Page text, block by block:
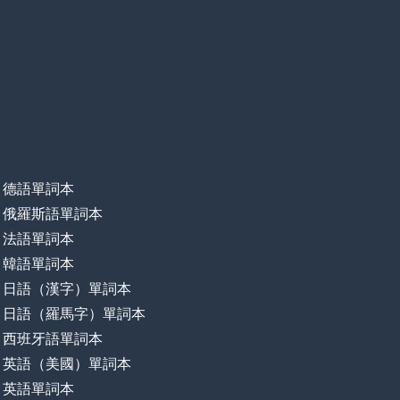
德語單詞本
俄羅斯語單詞本
法語單詞本
韓語單詞本
日語（漢字）單詞本
日語（羅馬字）單詞本
西班牙語單詞本
英語（美國）單詞本
英語單詞本